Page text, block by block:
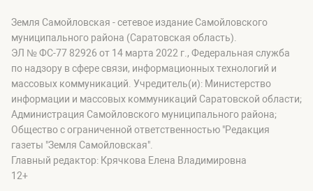
Земля Самойловская - сетевое издание Самойловского
муниципального района (Саратовская область).
ЭЛ № ФС-77 82926 от 14 марта 2022 г., Федеральная служба
по надзору в сфере связи, информационных технологий и
массовых коммуникаций. Учредитель(и): Министерство
информации и массовых коммуникаций Саратовской области;
Администрация Самойловского муниципального района;
Общество с ограниченной ответственностью "Редакция
газеты "Земля Самойловская".
Главный редактор: Крячкова Елена Владимировна
12+